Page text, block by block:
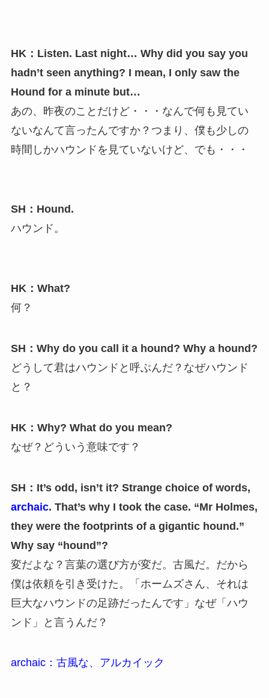
HK：Listen. Last night… Why did you say you
hadn’t seen anything? I mean, I only saw the
Hound for a minute but…
あの、昨夜のことだけど・・・なんで何も見てい
ないなんて言ったんですか？つまり、僕も少しの
時間しかハウンドを見ていないけど、でも・・・
SH：Hound.
ハウンド。
HK：What?
何？
SH：Why do you call it a hound? Why a hound?
どうして君はハウンドと呼ぶんだ？なぜハウンド
と？
HK：Why? What do you mean?
なぜ？どういう意味です？
SH：It’s odd, isn’t it? Strange choice of words,
archaic. That’s why I took the case. “Mr Holmes,
they were the footprints of a gigantic hound.”
Why say “hound”?
変だよな？言葉の選び方が変だ。古風だ。だから
僕は依頼を引き受けた。「ホームズさん、それは
巨大なハウンドの足跡だったんです」なぜ「ハウ
ンド」と言うんだ？
archaic：古風な、アルカイック